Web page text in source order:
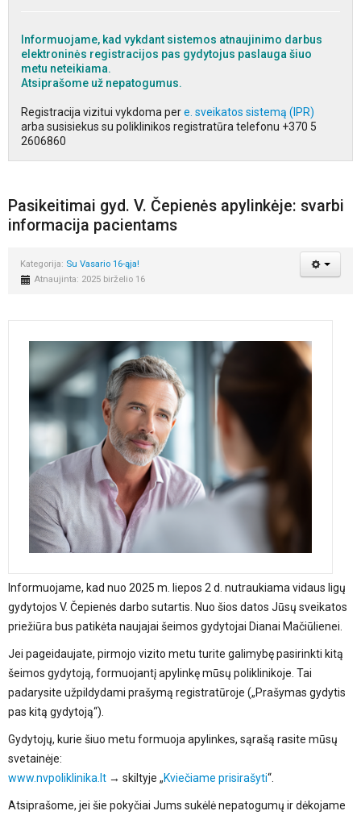
Informuojame, kad vykdant sistemos atnaujinimo darbus
elektroninės registracijos pas gydytojus paslauga šiuo
metu neteikiama.
Atsiprašome už nepatogumus.
Registracija vizitui vykdoma pere. sveikatos sistemą (IPR)
arba susisiekus su poliklinikos registratūra telefonu +370 5
2606860
Pasikeitimai gyd. V. Čepienės apylinkėje: svarbi
informacija pacientams
Kategorija: Su Vasario 16-ąja!
Atnaujinta: 2025 birželio 16
Informuojame, kad nuo 2025 m. liepos 2 d. nutraukiama vidaus ligų
gydytojos V. Čepienės darbo sutartis. Nuo šios datos Jūsų sveikatos
priežiūra bus patikėta naujajai šeimos gydytojai Dianai Mačiūlienei.
Jei pageidaujate, pirmojo vizito metu turite galimybę pasirinkti kitą
šeimos gydytoją, formuojantį apylinkę mūsų poliklinikoje. Tai
padarysite užpildydami prašymą registratūroje („Prašymas gydytis
pas kitą gydytoją“).
Gydytojų, kurie šiuo metu formuoja apylinkes, sąrašą rasite mūsų
svetainėje:
www.nvpoliklinika.lt → skiltyje „Kviečiame prisirašyti“.
Atsiprašome, jei šie pokyčiai Jums sukėlė nepatogumų ir dėkojame